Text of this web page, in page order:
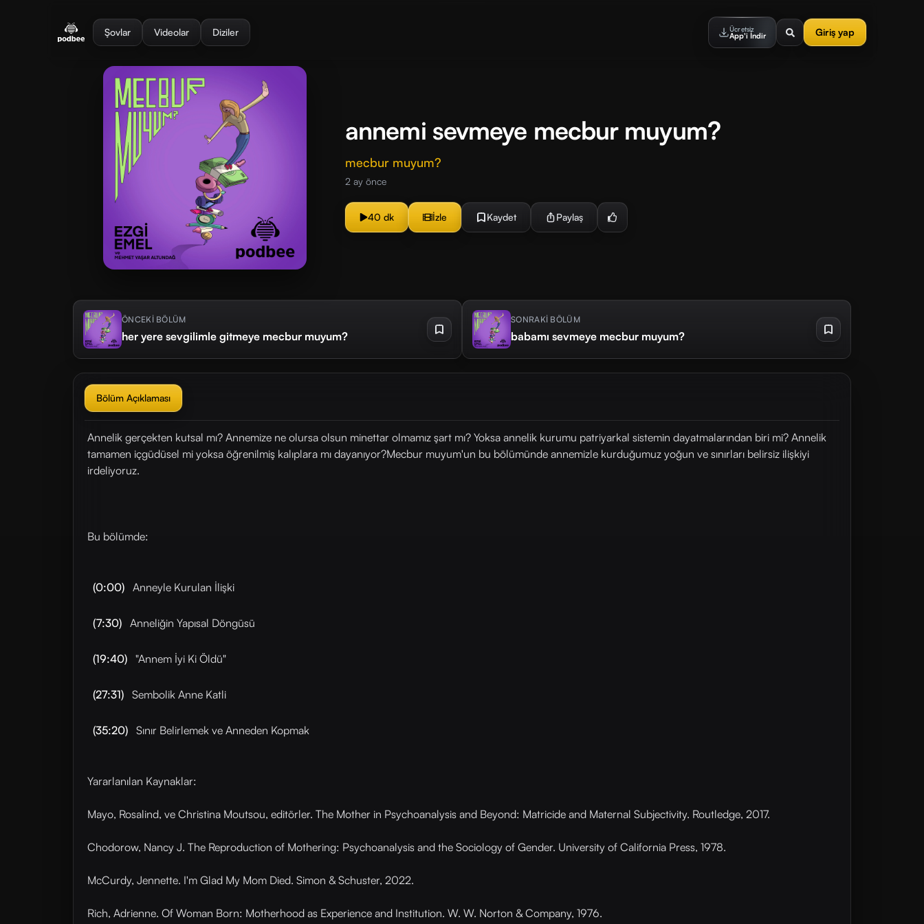
Şovlar Videolar Diziler Ücretsiz
App'i İndir Giriş yap
annemi sevmeye mecbur muyum?
mecbur muyum?
2 ay önce
40 dk İzle Kaydet Paylaş
ÖNCEKİ BÖLÜM
her yere sevgilimle gitmeye mecbur muyum?
SONRAKİ BÖLÜM
babamı sevmeye mecbur muyum?
Bölüm Açıklaması
Annelik gerçekten kutsal mı? Annemize ne olursa olsun minettar olmamız şart mı? Yoksa annelik kurumu patriyarkal sistemin dayatmalarından biri mi? Annelik
tamamen içgüdüsel mi yoksa öğrenilmiş kalıplara mı dayanıyor?Mecbur muyum'un bu bölümünde annemizle kurduğumuz yoğun ve sınırları belirsiz ilişkiyi
irdeliyoruz.
Bu bölümde:
(0:00) Anneyle Kurulan İlişki
(7:30) Anneliğin Yapısal Döngüsü
(19:40) "Annem İyi Ki Öldü"
(27:31) Sembolik Anne Katli
(35:20) Sınır Belirlemek ve Anneden Kopmak
Yararlanılan Kaynaklar:
Mayo, Rosalind, ve Christina Moutsou, editörler. The Mother in Psychoanalysis and Beyond: Matricide and Maternal Subjectivity. Routledge, 2017.
Chodorow, Nancy J. The Reproduction of Mothering: Psychoanalysis and the Sociology of Gender. University of California Press, 1978.
McCurdy, Jennette. I'm Glad My Mom Died. Simon & Schuster, 2022.
Rich, Adrienne. Of Woman Born: Motherhood as Experience and Institution. W. W. Norton & Company, 1976.